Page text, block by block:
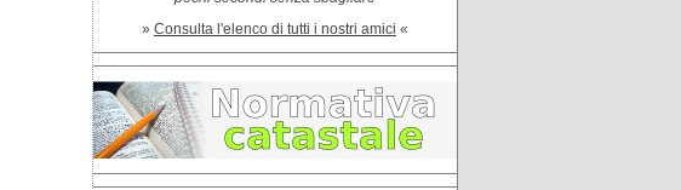
» Consulta l'elenco di tutti i nostri amici «